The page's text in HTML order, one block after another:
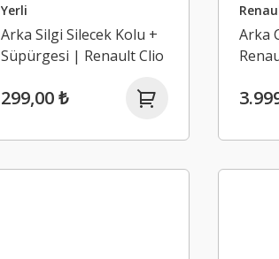
Yerli
Arka Silgi Silecek Kolu +
Süpürgesi | Renault Clio
299,00 ₺
Arka